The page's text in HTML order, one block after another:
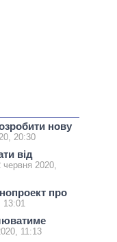
нову
20:30
від
червня 2020,
про
13:01
11:13